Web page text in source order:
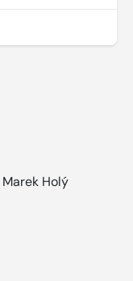
Marek Holý